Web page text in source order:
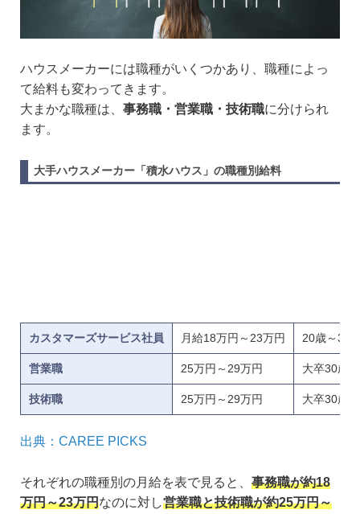
ハウスメーカーには職種がいくつかあり、職種によっ
て給料も変わってきます。
大まかな職種は、 事務職・営業職・技術職に分けられ
ます。
大手ハウスメーカー「積水ハウス」の職種別給料
カスタマーズサービス社員 月給18万円～23万円 20歳～35
営業職 25万円～29万円 大卒30歳
技術職 25万円～29万円 大卒30歳
出典：CAREE PICKS
それぞれの職種別の月給を表で見ると、 事務職が約18
万円～23万円なのに対し営業職と技術職が約25万円～